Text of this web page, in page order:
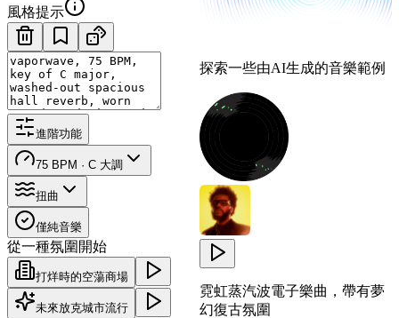
風格提示
進階功能
75 BPM · C 大調
扭曲
僅純音樂
從一種氛圍開始
打烊時的空蕩商場
未來放克城市流行
探索一些由AI生成的音樂範例
霓虹蒸汽波電子樂曲，帶有夢
幻復古氛圍